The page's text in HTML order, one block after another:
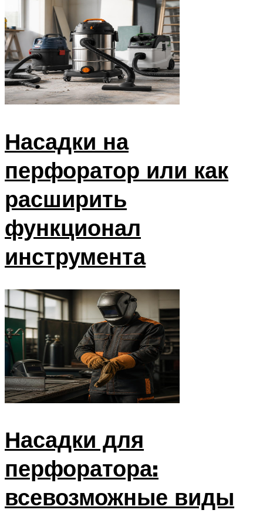
Насадки на
перфоратор или как
расширить
функционал
инструмента
Насадки для
перфоратора:
всевозможные виды